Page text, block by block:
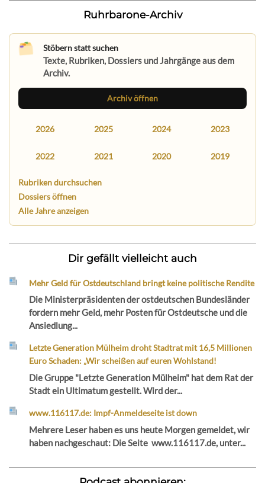
Ruhrbarone-Archiv
Stöbern statt suchen
Texte, Rubriken, Dossiers und Jahrgänge aus dem
Archiv.
Archiv öffnen
2026 2025 2024 2023
2022 2021 2020 2019
Rubriken durchsuchen
Dossiers öffnen
Alle Jahre anzeigen
Dir gefällt vielleicht auch
Mehr Geld für Ostdeutschland bringt keine politische Rendite
Die Ministerpräsidenten der ostdeutschen Bundesländer
fordern mehr Geld, mehr Posten für Ostdeutsche und die
Ansiedlung...
Letzte Generation Mülheim droht Stadtrat mit 16,5 Millionen
Euro Schaden: „Wir scheißen auf euren Wohlstand!
Die Gruppe "Letzte Generation Mülheim" hat dem Rat der
Stadt ein Ultimatum gestellt. Wird der...
www.116117.de: Impf-Anmeldeseite ist down
Mehrere Leser haben es uns heute Morgen gemeldet, wir
haben nachgeschaut: Die Seite www.116117.de, unter...